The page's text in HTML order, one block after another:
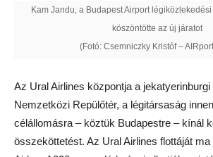
Kam Jandu, a Budapest Airport
köszöntötte az új járatot
(Fotó: Csemniczky Kristóf –
Az Ural Airlines központja a
Nemzetközi Repülőtér, a légitársaság
célállomásra – köztük Budapestre – kínál
összeköttetést. Az Ural Airlines flottáját